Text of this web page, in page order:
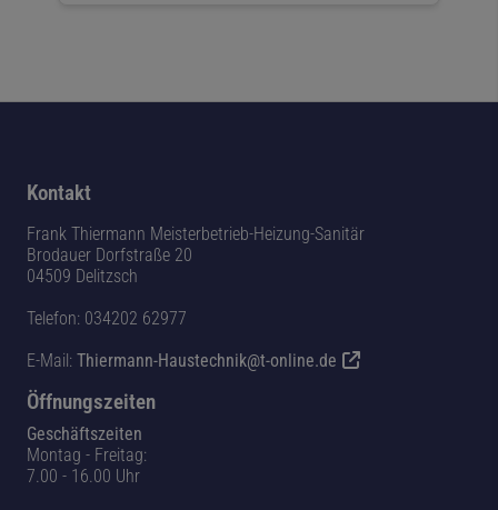
Kontakt
Frank Thiermann Meisterbetrieb-Heizung-Sanitär
Brodauer Dorfstraße 20
04509 Delitzsch
Telefon: 034202 62977
E-Mail: Thiermann-Haustechnik@t-online.de
Öffnungszeiten
Geschäftszeiten
Montag - Freitag:
7.00 - 16.00 Uhr